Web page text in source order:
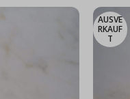
AUSVE
RKAUF
T